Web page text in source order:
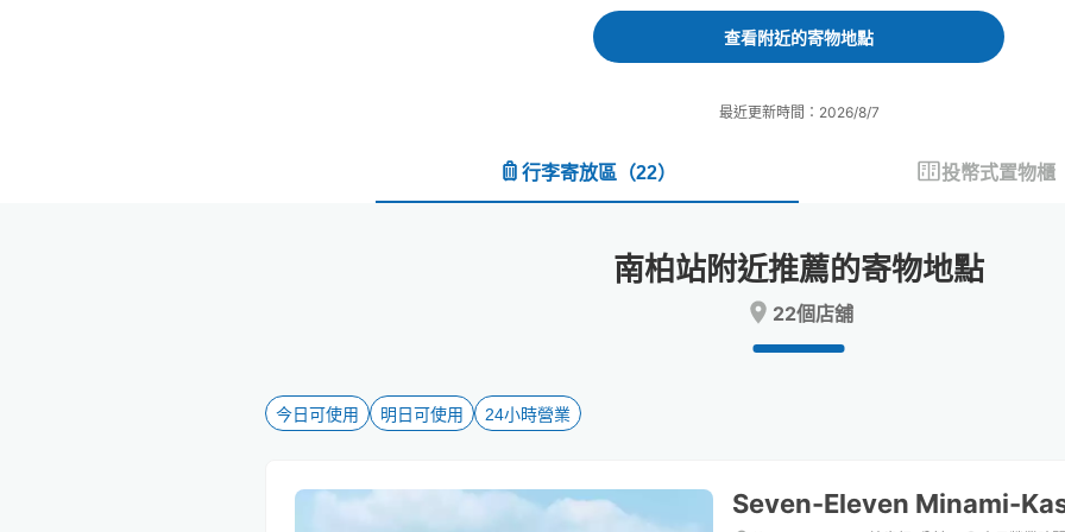
forward
to
the
calendar
select
the
changing
backward
interact
select
the
changing
查看附近的寄物地點
最近更新時間：2026/8/7
行李寄放區 （22） 投幣式置物櫃
南柏站附近推薦的寄物地點
22個店舖
今日可使用 明日可使用 24小時營業
Seven-Eleven Minami-